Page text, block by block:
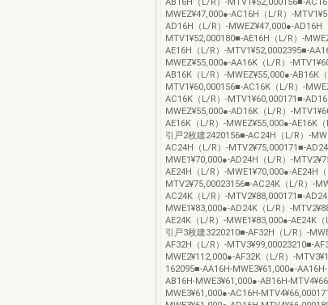
MWEZ¥47,000●-AC16H（L/R）-
AD16H（L/R）-MWEZ¥47,000●-AD16H
MTV1¥52,000180■-AE16H（L/R）-
AE16H（L/R）-MTV1¥52,0002395■-
MWEZ¥55,000●-AA16K（L/R）-
AB16K（L/R）-MWEZ¥55,000●-AB16K
MTV1¥60,000156■-AC16K（L/R）-
AC16K（L/R）-MTV1¥60,000171■-
MWEZ¥55,000●-AD16K（L/R）-
AE16K（L/R）-MWEZ¥55,000●-AE16K
引戸2枚建2420156■-AC24H（L/R）-
AC24H（L/R）-MTV2¥75,000171■-
MWE1¥70,000●-AD24H（L/R）-
AE24H（L/R）-MWE1¥70,000●-AE24H
MTV2¥75,00023156■-AC24K（L/R）-
AC24K（L/R）-MTV2¥88,000171■-
MWE1¥83,000●-AD24K（L/R）-
AE24K（L/R）-MWE1¥83,000●-AE24K
引戸3枚建3220210■-AF32H（L/R）-
AF32H（L/R）-MTV3¥99,00023210■-
MWE2¥112,000●-AF32K（L/R）-
162095■-AA16H-MWE3¥61,000●-
AB16H-MWE3¥61,000●-AB16H-
MWE3¥61,000●-AC16H-